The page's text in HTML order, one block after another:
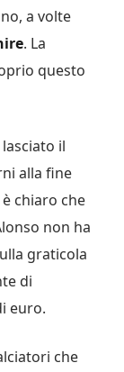
a volte
. La
questo
lasciato il
alla fine
chiaro che
non ha
graticola
di
euro.
che